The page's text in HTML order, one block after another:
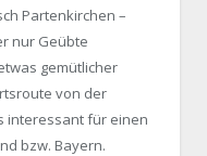
Partenkirchen –
nur Geübte
gemütlicher
von der
interessant für einen
bzw. Bayern.